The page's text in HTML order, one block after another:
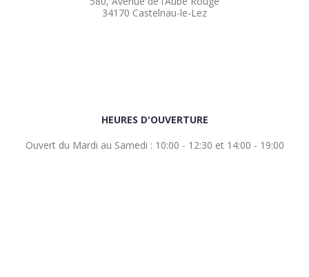
34170 Castelnau-le-Lez
HEURES D'OUVERTURE
Ouvert du Mardi au Samedi : 10:00 - 12:30 et 14:00 - 19:00